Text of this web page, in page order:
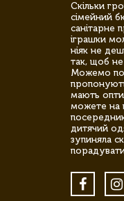
Скільки
сімейний
санітарне
іграшки
ніяк не
так, щоб не
Можемо
мають
можете на
дитячий
зупиняла